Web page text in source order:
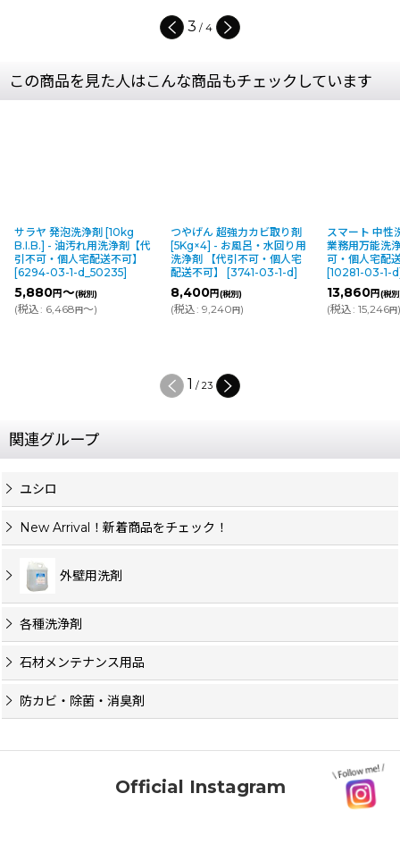
3 / 4
この商品を見た人はこんな商品もチェックしています
サラヤ 発泡洗浄剤 [10kg
B.I.B.] - 油汚れ用洗浄剤【代
引不可・個人宅配送不可】
[6294-03-1-d_50235]
5,880円～(税別)
(税込: 6,468円～)
つやげん 超強力カビ取り剤
[5Kg×4] - お風呂・水回り用
洗浄剤 【代引不可・個人宅
配送不可】
[3741-03-1-d]
8,400円(税別)
(税込: 9,240円)
スマート 中性
業務用万能洗
可・個人宅配
[10281-03-1-d
13,860円(税
(税込: 15,246円
1 / 23
関連グループ
ユシロ
New Arrival！新着商品をチェック！
外壁用洗剤
各種洗浄剤
石材メンテナンス用品
防カビ・除菌・消臭剤
Official Instagram